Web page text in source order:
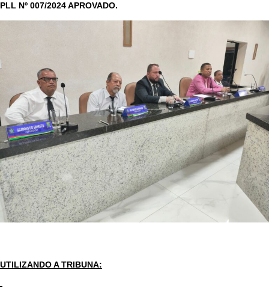
PLL Nº 007/2024 APROVADO.
UTILIZANDO A TRIBUNA: